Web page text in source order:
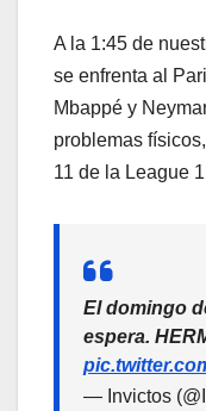
A la 1:45 de
se enfrenta al
Mbappé y
problemas
11 de la League
El domingo
espera.
— Invictos